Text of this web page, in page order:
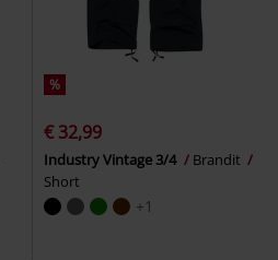
%
€ 32,99
Industry Vintage 3/4
Brandit
Short
+1